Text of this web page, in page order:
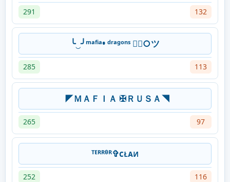
291 132
╰‿╯ᵐᵃᶠⁱᵃ• ᵈʳᵃᵍᵒⁿˢ ⃟○ツ
285 113
◤ＭＡＦＩＡ ✠ＲＵＳＡ◥
265 97
ᵀᴱᴿᴿᶿᴿ✞ᴄᴌᴀᴎ
252 116